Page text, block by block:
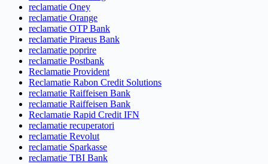
reclamatie Oney
reclamatie Orange
reclamatie OTP Bank
reclamatie Piraeus Bank
reclamatie poprire
reclamatie Postbank
Reclamatie Provident
Reclamatie Rabon Credit Solutions
reclamatie Raiffeisen Bank
reclamatie Raiffeisen Bank
Reclamatie Rapid Credit IFN
reclamatie recuperatori
reclamatie Revolut
reclamatie Sparkasse
reclamatie TBI Bank